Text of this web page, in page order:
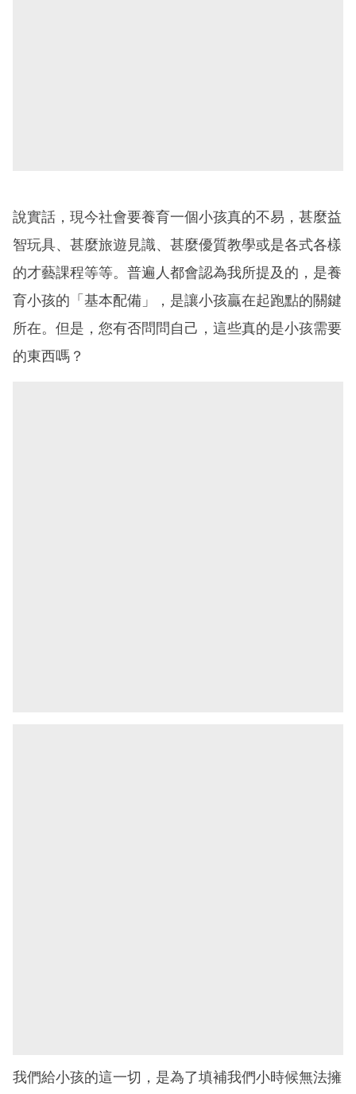
說實話，現今社會要養育一個小孩真的不易，甚麼益
智玩具、甚麼旅遊見識、甚麼優質教學或是各式各樣
的才藝課程等等。普遍人都會認為我所提及的，是養
育小孩的「基本配備」，是讓小孩贏在起跑點的關鍵
所在。但是，您有否問問自己，這些真的是小孩需要
的東西嗎？
我們給小孩的這一切，是為了填補我們小時候無法擁